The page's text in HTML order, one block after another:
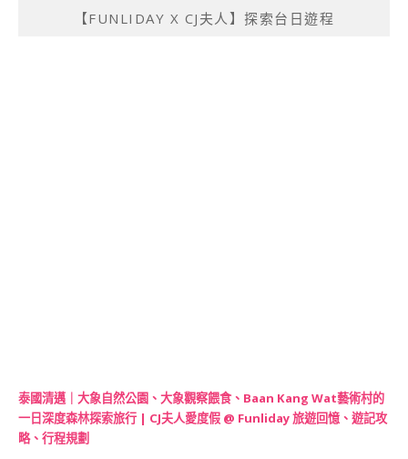
【FUNLIDAY X CJ夫人】探索台日遊程
泰國清邁｜大象自然公園、大象觀察餵食、Baan Kang Wat藝術村的
一日深度森林探索旅行 | CJ夫人愛度假 @ Funliday 旅遊回憶、遊記攻
略、行程規劃